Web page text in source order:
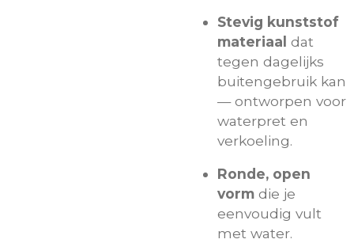
Stevig kunststof
materiaal dat
tegen dagelijks
buitengebruik kan
— ontworpen voor
waterpret en
verkoeling.
Ronde, open
vorm die je
eenvoudig vult
met water.